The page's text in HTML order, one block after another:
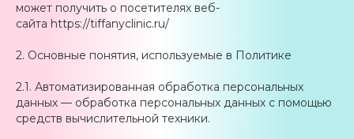
может получить о посетителях веб-
сайта https://tiffanyclinic.ru/
2. Основные понятия, используемые в Политике
2.1. Автоматизированная обработка персональных
данных — обработка персональных данных с помощью
средств вычислительной техники.